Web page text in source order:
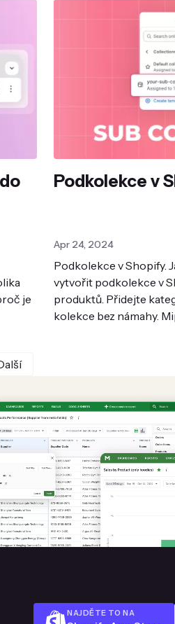
je
Podkolekce v
Apr 24, 2024
Podkolekce v Shopify.
vytvořit podkolekce v
produktů. Přidejte
kolekce bez námahy.
NAJDĚTE TO NA